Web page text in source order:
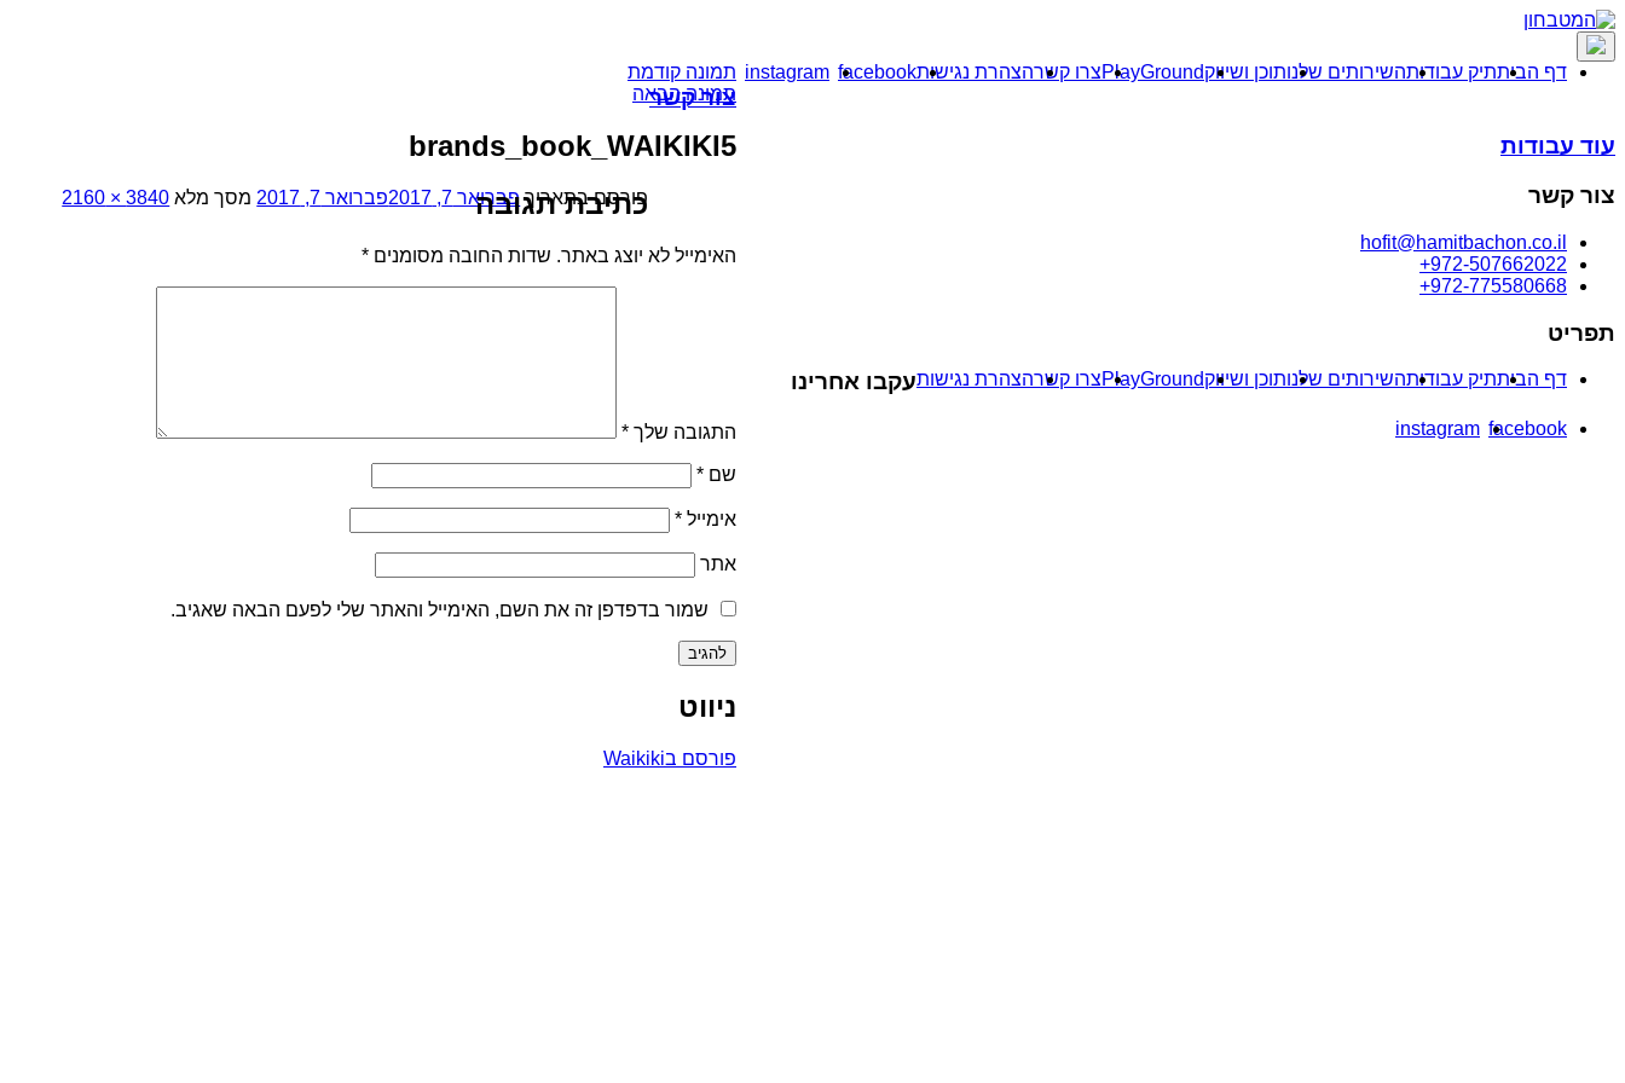
דף הביתתיק עבודותהשירותים שלנותוכן ושיווקPlayGroundצרו קשרהצהרת נגישותfacebook
instagram תמונה קודמת
תמונה הבאה
brands_book_WAIKIKI5
פורסם בתאריךפברואר 7, 2017 פברואר 7, 2017 מסך מלא 3840 × 2160 כתיבת תגובה
האימייל לא יוצג באתר. שדות החובה מסומנים *
התגובה שלך *
שם *
אימייל *
אתר
שמור בדפדפן זה את השם, האימייל והאתר שלי לפעם הבאה שאגיב.
ניווט
פורסם בWaikiki
צור קשר
עוד עבודות
צור קשר
hofit@hamitbachon.co.il
972-507662022+
972-775580668+
תפריט
דף הביתתיק עבודותהשירותים שלנותוכן ושיווקPlayGroundצרו קשרהצהרת נגישותעקבו אחרינו
facebook
instagram